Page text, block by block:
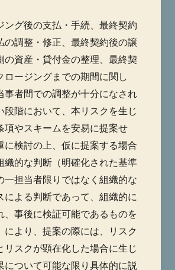
ング後の支払・手続、最終契約
の調整・修正、最終契約後の譲
の資産・貸付金の整理、最終契
ロージングまでの期間に関し
事者間での調整が十分になされ
段階において、本リスクを生じ
項やスキームを安易に提案せ
に検討の上、仮に提案する場合
織的な判断（明確化された基準
一担当者限りではなく組織的な
による判断であって、組織的に
、事後に検証可能であるものを
により、提案の際には、リスク
リスクが顕在化した場合に生じ
について可能な限り具体的に説